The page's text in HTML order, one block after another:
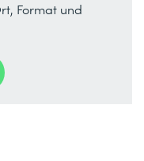
Format und